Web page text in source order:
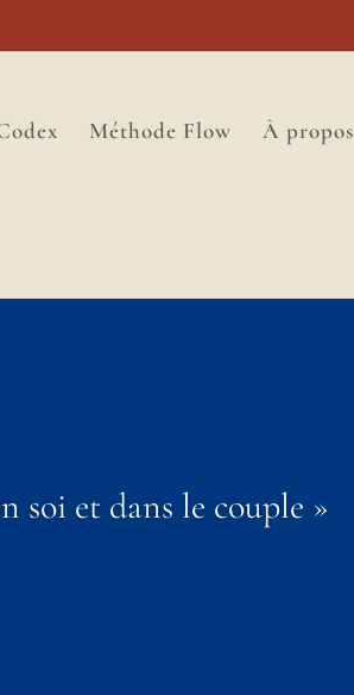
Méthode Flow À propos
soi et dans le couple »